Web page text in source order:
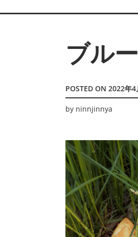
ブル
POSTED ON 2022年4
by ninnjinnya